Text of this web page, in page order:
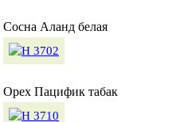
Сосна Аланд белая
Орех Пацифик табак